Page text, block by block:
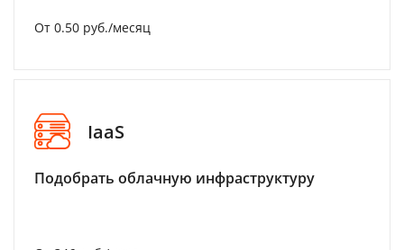
От 0.50 руб./месяц
IaaS
Подобрать облачную инфраструктуру